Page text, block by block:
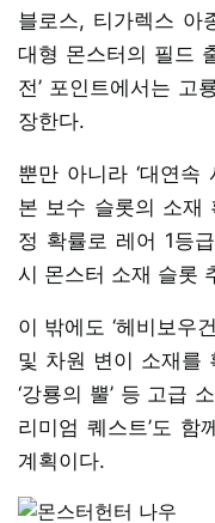
블로스, 티가렉스 아
대형 몬스터의 필드
전’ 포인트에서는 고
장한다.
뿐만 아니라 ‘대연속
본 보수 슬롯의 소재
정 확률로 레어 1등
시 몬스터 소재 슬롯
이 밖에도 ‘헤비보우
및 차원 변이 소재를
‘강룡의 뿔’ 등 고급
리미엄 퀘스트’도 함
계획이다.